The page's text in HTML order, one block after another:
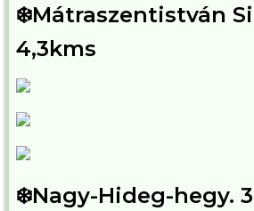
❄️Mátraszentistván
4,3kms
❄️Nagy-Hideg-hegy.